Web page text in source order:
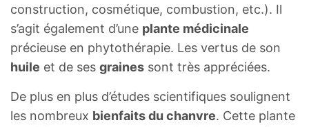
construction, cosmétique, combustion, etc.). Il
s’agit également d’une plante médicinale
précieuse en phytothérapie. Les vertus de son
huile et de ses graines sont très appréciées.
De plus en plus d’études scientifiques soulignent
les nombreux bienfaits du chanvre. Cette plante